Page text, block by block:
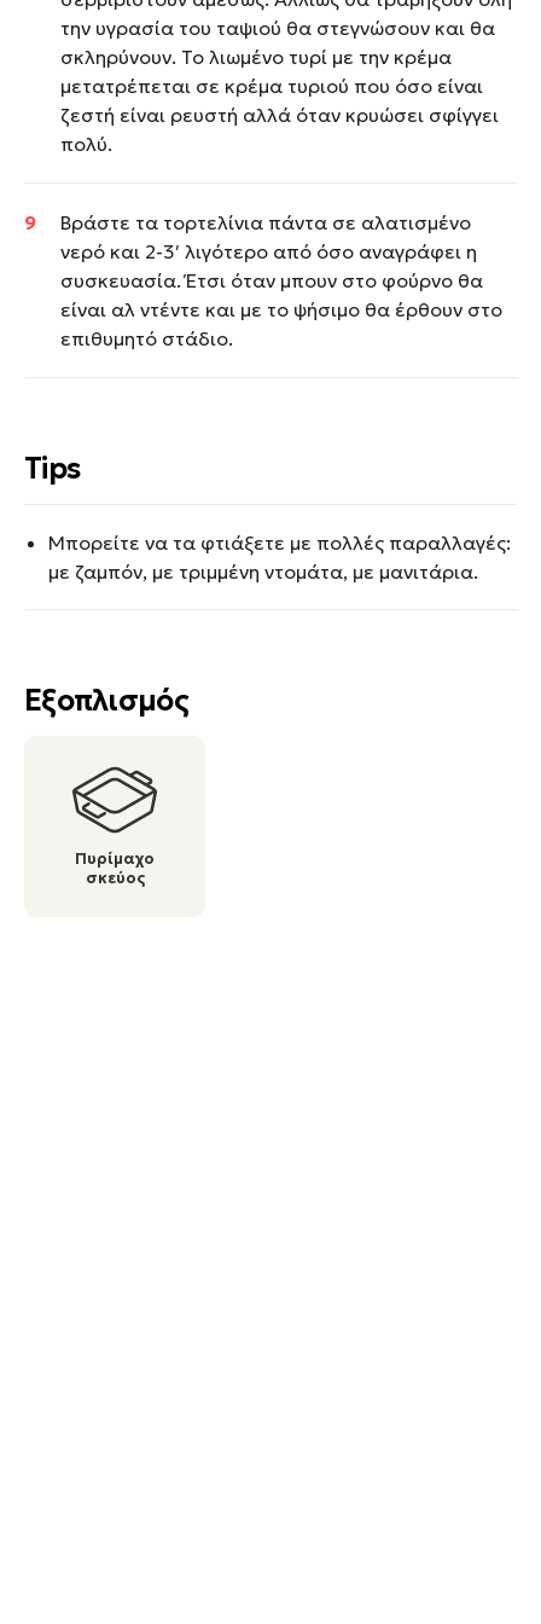
Εξοπλισμός
Πυρίμαχο
σκεύος
την υγρασία του ταψιού θα στεγνώσουν και θα
σκληρύνουν. Το λιωμένο τυρί με την κρέμα
μετατρέπεται σε κρέμα τυριού που όσο είναι
ζεστή είναι ρευστή αλλά όταν κρυώσει σφίγγει
πολύ.
Βράστε τα τορτελίνια πάντα σε αλατισμένο
νερό και 2-3′ λιγότερο από όσο αναγράφει η
συσκευασία. Έτσι όταν μπουν στο φούρνο θα
είναι αλ ντέντε και με το ψήσιμο θα έρθουν στο
επιθυμητό στάδιο.
Tips
Μπορείτε να τα φτιάξετε με πολλές παραλλαγές:
με ζαμπόν, με τριμμένη ντομάτα, με μανιτάρια.